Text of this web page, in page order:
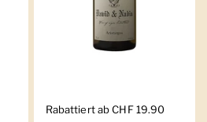
Regulärer Preis
Rabattiert ab CHF 19.90